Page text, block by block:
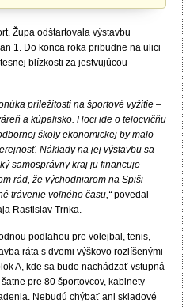
Župa odštartovala výstavbu
1. Do konca roka pribudne na ulici
blízkosti za jestvujúcou
príležitosti na športové vyžitie –
a kúpalisko. Hoci ide o telocvičňu
školy ekonomickej by malo
Náklady na jej výstavbu sa
samosprávny kraj ju financuje
rád, že východniarom na Spiši
trávenie voľného času,“povedal
Rastislav Trnka.
podlahou pre volejbal, tenis,
ráta s dvomi výškovo rozlíšenými
A, kde sa bude nachádzať vstupná
pre 80 športovcov, kabinety
Nebudú chýbať ani skladové